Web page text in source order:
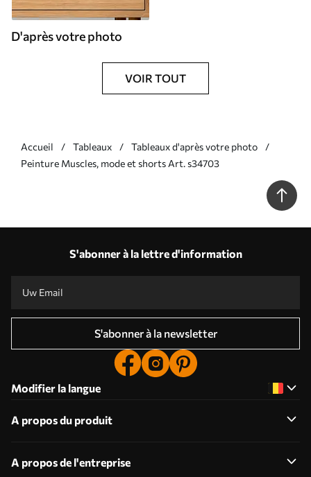
D'après votre photo
VOIR TOUT
Accueil Tableaux
Tableaux d'après votre photo
Peinture Muscles, mode et shorts Art. s34703
S'abonner à la lettre d'information
S'abonner à la newsletter
Modifier la langue
A propos du produit
A propos de l'entreprise